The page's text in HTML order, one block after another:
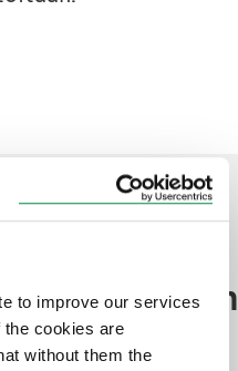
to improve our services
cookies are
without them the
toimijoina VR:llä ja